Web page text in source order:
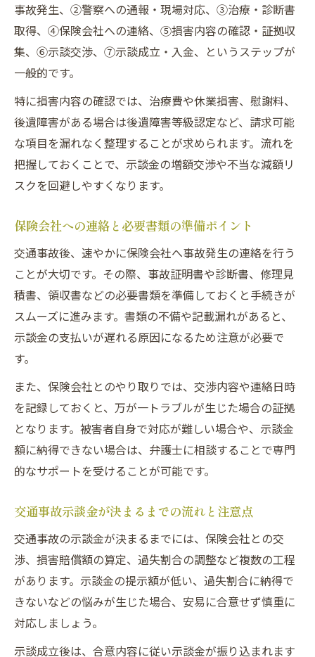
8対2の交通事故示談金減額ポイントを解説
過失割合別の交通事故示談金リスクを知る
交通事故の被害者が損しないための注意事
項
加害者側との過失割合交渉で気をつける点
交通事故被害者が弁護士依頼で得られる安心
交通事故の示談金増額に弁護士が役立つ理
由
する方法
弁護士基準で交通事故示談金がどう変わる
か
交通事故示談交渉を弁護士に任せる安心感
無料相談を活用した交通事故被害者の第一
歩
事故発生、②警察への通報・現場対応、③治療・診断書
取得、④保険会社への連絡、⑤損害内容の確認・証拠収
集、⑥示談交渉、⑦示談成立・入金、というステップが
一般的です。
特に損害内容の確認では、治療費や休業損害、慰謝料、
後遺障害がある場合は後遺障害等級認定など、請求可能
な項目を漏れなく整理することが求められます。流れを
把握しておくことで、示談金の増額交渉や不当な減額リ
スクを回避しやすくなります。
保険会社への連絡と必要書類の準備ポイント
交通事故後、速やかに保険会社へ事故発生の連絡を行う
ことが大切です。その際、事故証明書や診断書、修理見
積書、領収書などの必要書類を準備しておくと手続きが
スムーズに進みます。書類の不備や記載漏れがあると、
示談金の支払いが遅れる原因になるため注意が必要で
す。
また、保険会社とのやり取りでは、交渉内容や連絡日時
を記録しておくと、万が一トラブルが生じた場合の証拠
となります。被害者自身で対応が難しい場合や、示談金
額に納得できない場合は、弁護士に相談することで専門
的なサポートを受けることが可能です。
交通事故示談金が決まるまでの流れと注意点
交通事故の示談金が決まるまでには、保険会社との交
渉、損害賠償額の算定、過失割合の調整など複数の工程
があります。示談金の提示額が低い、過失割合に納得で
きないなどの悩みが生じた場合、安易に合意せず慎重に
対応しましょう。
示談成立後は、合意内容に従い示談金が振り込まれます